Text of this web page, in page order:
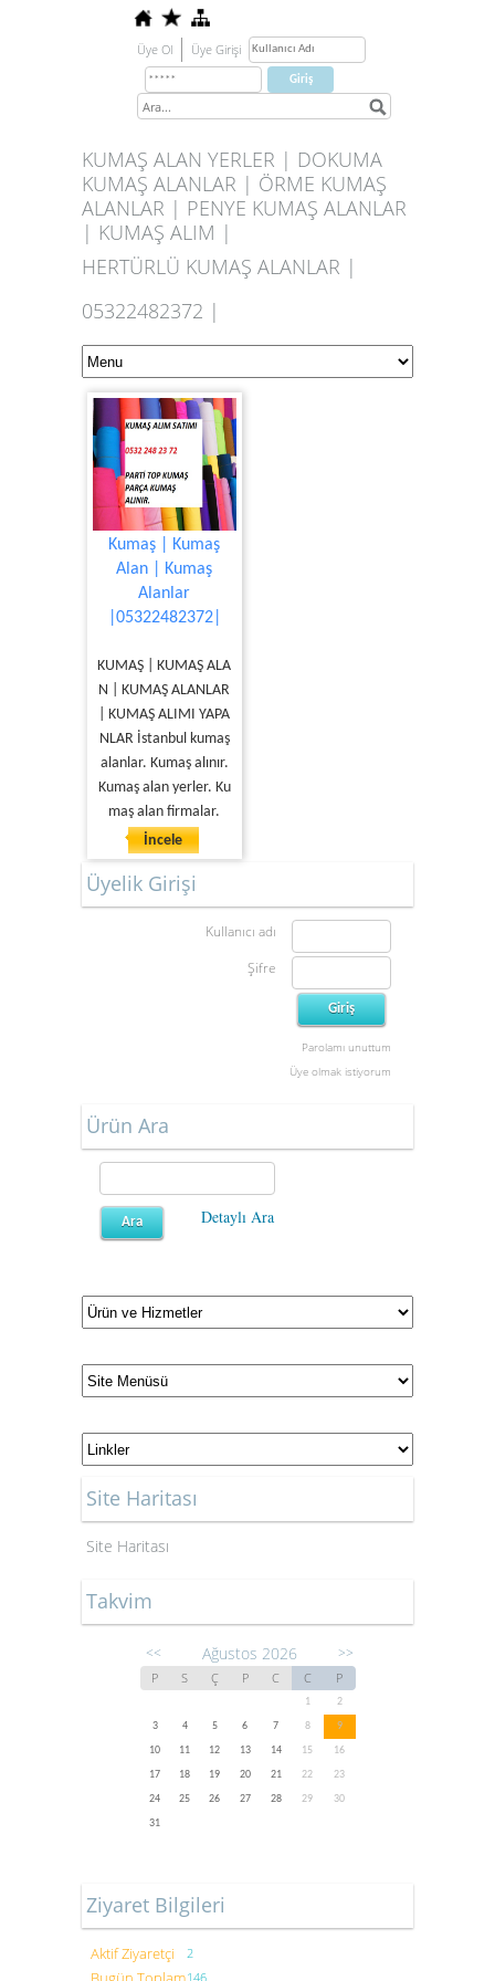
Üye Ol Üye Girişi
KUMAŞ ALAN YERLER | DOKUMA
KUMAŞ ALANLAR | ÖRME KUMAŞ
ALANLAR | PENYE KUMAŞ ALANLAR
| KUMAŞ ALIM |
HERTÜRLÜ KUMAŞ ALANLAR |
05322482372 |
Kumaş | Kumaş
Alan | Kumaş
Alanlar
|05322482372|
KUMAŞ | KUMAŞ ALA
N | KUMAŞ ALANLAR
| KUMAŞ ALIMI YAPA
NLAR İstanbul kumaş
alanlar. Kumaş alınır.
Kumaş alan yerler. Ku
maş alan firmalar.
İncele
Üyelik Girişi
Kullanıcı adı
Şifre
Parolamı unuttum
Üye olmak istiyorum
Ürün Ara
Detaylı Ara
Site Haritası
Site Haritası
Takvim
<< Ağustos 2026 >>
P S Ç P C C P
1
2
3
4 5 6 7 8
9
10
11 12 13 14 15
16
17
18 19 20 21 22
23
24
25 26 27 28 29
30
31
Ziyaret Bilgileri
Aktif Ziyaretçi 2
146